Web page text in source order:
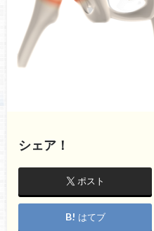
シェア！
ポスト
はてブ